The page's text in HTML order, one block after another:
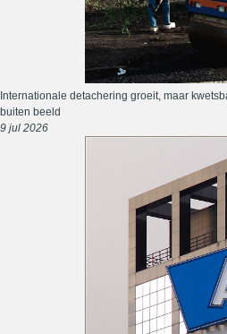
Internationale detachering groeit, maar
buiten beeld
9 jul 2026